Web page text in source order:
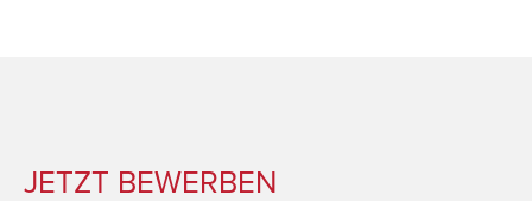
JETZT BEWERBEN